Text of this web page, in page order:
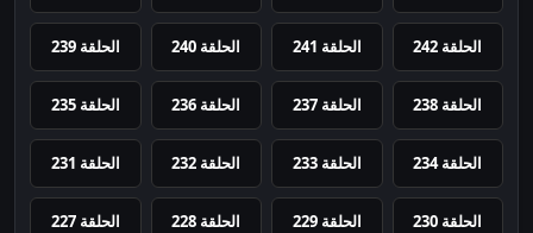
الحلقة 242 الحلقة 241 الحلقة 240 الحلقة 239
الحلقة 238 الحلقة 237 الحلقة 236 الحلقة 235
الحلقة 234 الحلقة 233 الحلقة 232 الحلقة 231
الحلقة 230 الحلقة 229 الحلقة 228 الحلقة 227